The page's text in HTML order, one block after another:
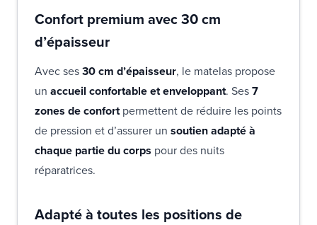
Confort premium avec 30 cm
d’épaisseur
Avec ses30 cm d’épaisseur, le matelas propose
un accueil confortable et enveloppant. Ses7
zones de confortpermettent de réduire les points
de pression et d’assurer un soutien adapté à
chaque partie du corps pour des nuits
réparatrices.
Adapté à toutes les positions de